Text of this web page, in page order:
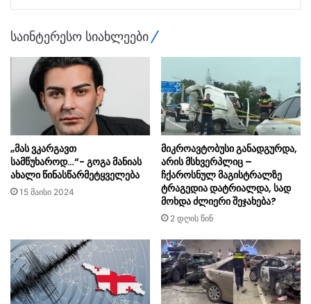
საინტერესო სიახლეები
„მას ვკარგავთ
სამწუხაროდ…“- გოგა მანიას
ახალი წინასწარმეტყველება
15 მაისი 2024
მიკროავტობუსი განადგურდა,
არის მსხვერპლიც –
ჩქაროსნულ მაგისტრალზე
ტრაგედია დატრიალდა, სად
მოხდა ძლიერი შეჯახება?
2 დღის წინ